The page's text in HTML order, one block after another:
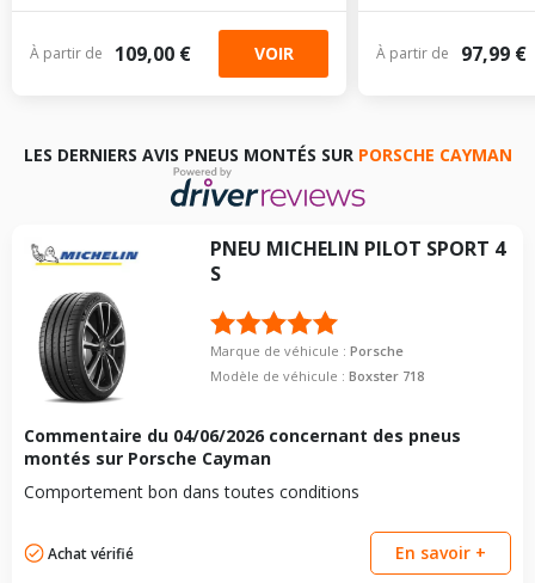
À partir de 109,00 € VOIR À partir de 97,99 €
LES DERNIERS AVIS PNEUS MONTÉS SUR PORSCHE CAYMAN
PNEU MICHELIN PILOT SPORT 4
S
Marque de véhicule : Porsche
Modèle de véhicule : Boxster 718
Commentaire du 04/06/2026 concernant des pneus
montés sur Porsche Cayman
Comportement bon dans toutes conditions
Achat vérifié En savoir +